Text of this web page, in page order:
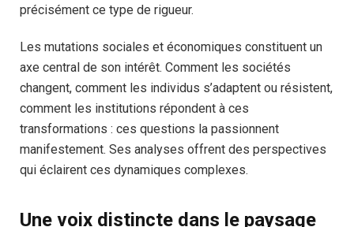
précisément ce type de rigueur.
Les mutations sociales et économiques constituent un
axe central de son intérêt. Comment les sociétés
changent, comment les individus s’adaptent ou résistent,
comment les institutions répondent à ces
transformations : ces questions la passionnent
manifestement. Ses analyses offrent des perspectives
qui éclairent ces dynamiques complexes.
Une voix distincte dans le paysage